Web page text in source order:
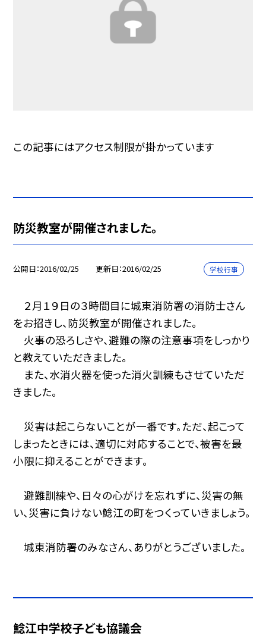
この記事にはアクセス制限が掛かっています
防災教室が開催されました。
公開日 2016/02/25 更新日 2016/02/25 学校行事
２月１９日の３時間目に城東消防署の消防士さん
をお招きし、防災教室が開催されました。
火事の恐ろしさや、避難の際の注意事項をしっかり
と教えていただきました。
また、水消火器を使った消火訓練もさせていただ
きました。
災害は起こらないことが一番です。ただ、起こって
しまったときには、適切に対応することで、被害を最
小限に抑えることができます。
避難訓練や、日々の心がけを忘れずに、災害の無
い、災害に負けない鯰江の町をつくっていきましょう。
城東消防署のみなさん、ありがとうございました。
鯰江中学校子ども協議会